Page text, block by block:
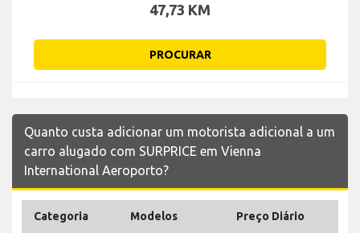
47,73 KM
PROCURAR
Quanto custa adicionar um motorista adicional a um
carro alugado com SURPRICE em Vienna
International Aeroporto?
Categoria Modelos Preço Diário